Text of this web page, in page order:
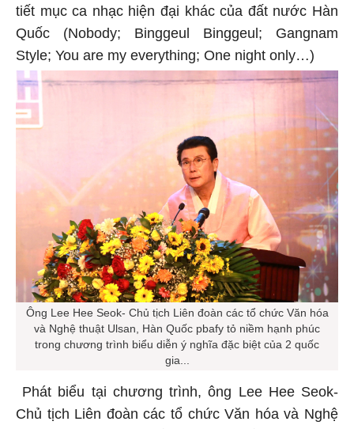
tiết mục ca nhạc hiện đại khác của đất nước Hàn
Quốc (Nobody; Binggeul Binggeul; Gangnam
Style; You are my everything; One night only…)
Ông Lee Hee Seok- Chủ tịch Liên đoàn các tổ chức Văn hóa
và Nghệ thuật Ulsan, Hàn Quốc pbafy tỏ niềm hạnh phúc
trong chương trình biểu diễn ý nghĩa đặc biệt của 2 quốc
gia...
Phát biểu tại chương trình, ông Lee Hee Seok-
Chủ tịch Liên đoàn các tổ chức Văn hóa và Nghệ